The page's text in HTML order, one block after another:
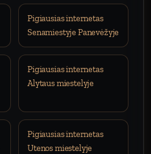
Pigiausias internetas
Senamiestyje Panevėžyje
Pigiausias internetas
Alytaus miestelyje
Pigiausias internetas
Utenos miestelyje